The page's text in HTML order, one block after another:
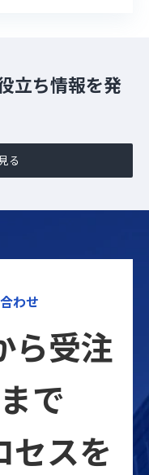
立ち情報を発
る
わせ
ら受注
で
セスを